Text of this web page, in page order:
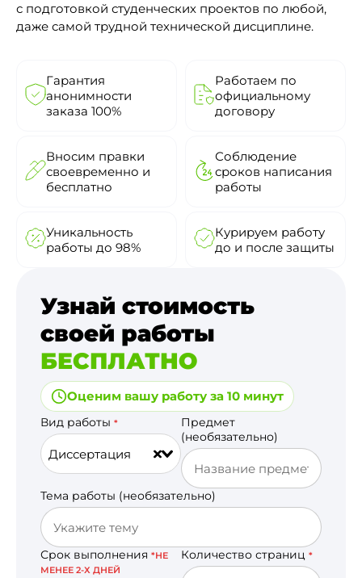
с подготовкой студенческих проектов по любой,
даже самой трудной технической дисциплине.
Гарантия
анонимности
заказа 100%
Работаем по
официальному
договору
Вносим правки
своевременно и
бесплатно
Соблюдение
сроков написания
работы
Уникальность
работы до 98%
Курируем работу
до и после защиты
Узнай стоимость
своей работы
БЕСПЛАТНО
Оценим вашу работу за 10 минут
Вид работы *
Диссертация
Предмет
(необязательно)
Тема работы (необязательно)
Срок выполнения *НЕ
МЕНЕЕ 2-Х ДНЕЙ
Количество страниц *